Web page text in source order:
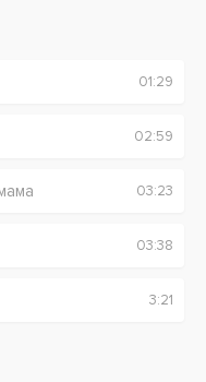
01:29
02:59
03:23
03:38
3:21